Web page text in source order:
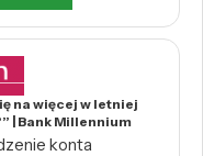
na więcej w letniej
| Bank Millennium
konta